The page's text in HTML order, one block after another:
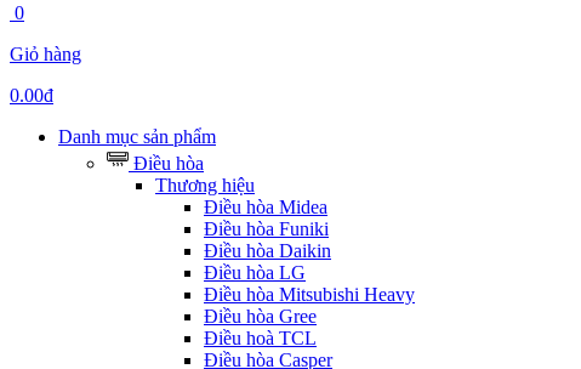
0
Giỏ hàng
0.00đ
Danh mục sản phẩm
Điều hòa
Thương hiệu
Điều hòa Midea
Điều hòa Funiki
Điều hòa Daikin
Điều hòa LG
Điều hòa Mitsubishi Heavy
Điều hòa Gree
Điều hoà TCL
Điều hòa Casper